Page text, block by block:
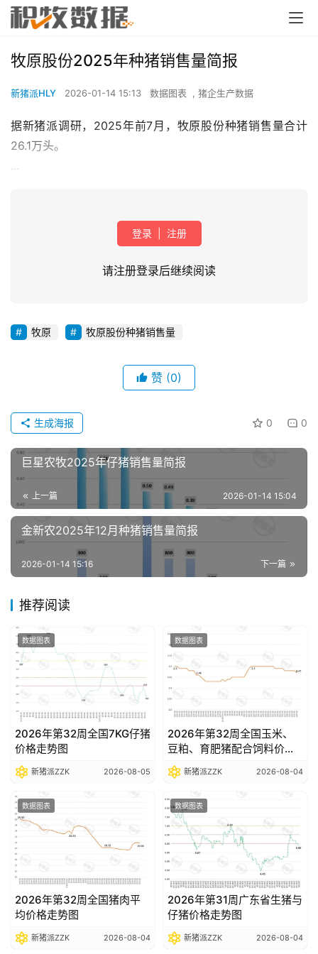
页
资
闻
分
析
报
告
数
据
图
表
今
日
猪
价
牧原股份2025年种猪销售量简报
新猪派HLY 2026-01-14 15:13 数据图表 , 猪企生产数据
据新猪派调研，2025年前7月，牧原股份种猪销售量合计
26.1万头。
...
登录 注册
请注册登录后继续阅读
牧原 牧原股份种猪销售量
赞 (0)
0 0
生成海报
巨星农牧2025年仔猪销售量简报
上一篇 2026-01-14 15:04
金新农2025年12月种猪销售量简报
下一篇
2026-01-14 15:16
推荐阅读
数据图表
2026年第32周全国7KG仔猪
价格走势图
新猪派ZZK 2026-08-05
数据图表
2026年第32周全国玉米、
豆粕、育肥猪配合饲料价格
走势图
新猪派ZZK 2026-08-04
数据图表
2026年第32周全国猪肉平
均价格走势图
新猪派ZZK 2026-08-04
数据图表
2026年第31周广东省生猪与
仔猪价格走势图
新猪派ZZK 2026-08-04